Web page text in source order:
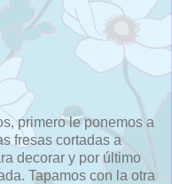
primero le ponemos a
fresas cortadas a
decorar y por último
Tapamos con la otra